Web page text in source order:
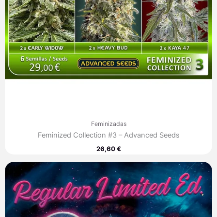
Feminizadas
Feminized Collection #3 – Advanced Seeds
26,60€